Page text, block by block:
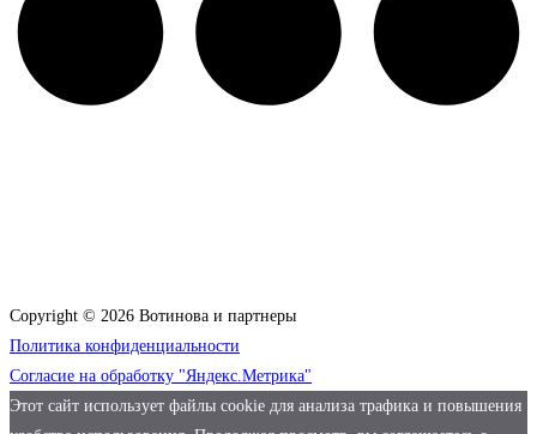
Copyright © 2026 Вотинова и партнеры
Политика конфиденциальности
Согласие на обработку "Яндекс.Метрика"
Этот сайт использует файлы cookie для анализа трафика и повышения